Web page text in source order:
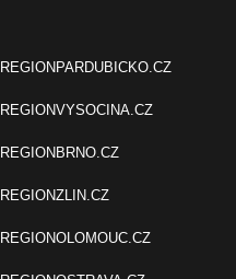
REGIONPARDUBICKO.CZ
REGIONVYSOCINA.CZ
REGIONBRNO.CZ
REGIONZLIN.CZ
REGIONOLOMOUC.CZ